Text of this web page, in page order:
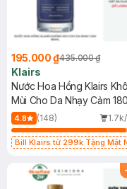
195.000 ₫435.000 ₫
Klairs
Nước Hoa Hồng Klairs
Mùi Cho Da Nhạy Cảm
4.8 (148)
Bill Klairs từ 299k Tặng Mặt
25ml (SL Có Hạn)
-